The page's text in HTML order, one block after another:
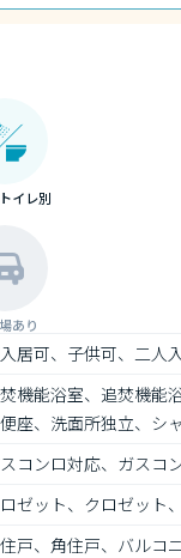
イレ別
あり
居可、子供可、二人
機能浴室、追焚機能
座、洗面所独立、シ
コンロ対応、ガスコ
ゼット、クロゼット
戸、角住戸、バルコ